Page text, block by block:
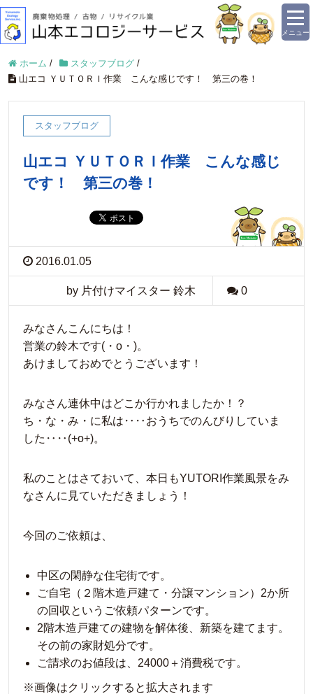
メニュー
ホーム / スタッフブログ /
山エコ ＹＵＴＯＲＩ作業 こんな感じです！ 第三の巻！
スタッフブログ
山エコ ＹＵＴＯＲＩ作業 こんな感じ
です！ 第三の巻！
2016.01.05
by 片付けマイスター 鈴木 0
みなさんこんにちは！
営業の鈴木です(・o・)。
あけましておめでとうございます！
みなさん連休中はどこか行かれましたか！？
ち・な・み・に私は‥‥おうちでのんびりしていま
した‥‥(+o+)。
私のことはさておいて、本日もYUTORI作業風景をみ
なさんに見ていただきましょう！
今回のご依頼は、
中区の閑静な住宅街です。
ご自宅（２階木造戸建て・分譲マンション）2か所
の回収というご依頼パターンです。
2階木造戸建ての建物を解体後、新築を建てます。
その前の家財処分です。
ご請求のお値段は、24000＋消費税です。
※画像はクリックすると拡大されます